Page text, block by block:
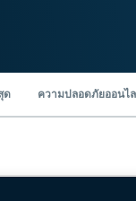
อัจฉริยะที่เน้น
ด ความปลอดภัยออนไ